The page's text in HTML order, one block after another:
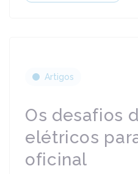
Artigos
Os desafios
elétricos
oficinal